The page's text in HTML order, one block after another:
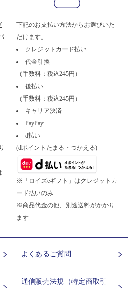
下記のお支払い方法からお選びいた
だけます。
クレジットカード払い
代金引換
（手数料：税込245円）
後払い
（手数料：税込245円）
キャリア決済
PayPay
d払い
(dポイントたまる・つかえる)
※「ロイズeギフト」はクレジットカ
ード払いのみ
※商品代金の他、別途送料がかかり
ます
よくあるご質問
通信販売法規（特定商取引